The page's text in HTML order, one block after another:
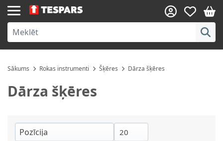
Skip to Content
Sākums Rokas instrumenti Šķēres Dārza šķēres
Dārza šķēres